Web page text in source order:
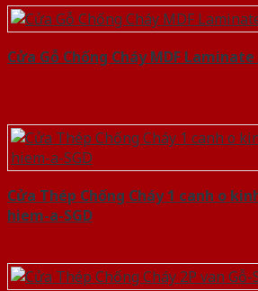
Cửa Gỗ Chống Cháy MDF Laminate
Cửa Thép Chống Cháy 1 canh o
hiem-a-SGD